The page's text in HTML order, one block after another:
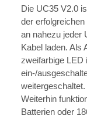
Die UC35 V2.0
der
an nahezu jeder
Kabel laden. Als
zweifarbige LED
ein-/
weitergeschaltet.
Weiterhin
Batterien oder